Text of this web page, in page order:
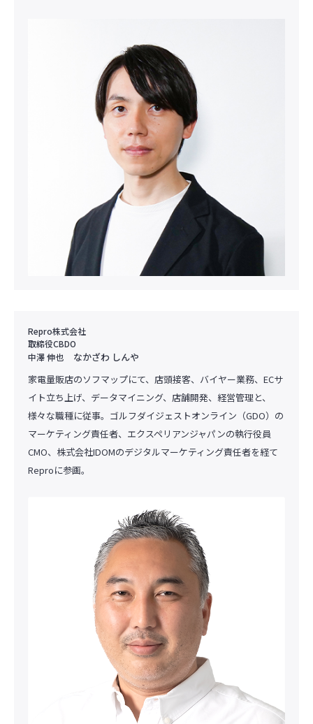
Repro株式会社
取締役CBDO
中澤 伸也
なかざわ しんや
家電量販店のソフマップにて、店頭接客、バイヤー業務、ECサ
イト立ち上げ、データマイニング、店舗開発、経営管理と、
様々な職種に従事。ゴルフダイジェストオンライン（GDO）の
マーケティング責任者、エクスペリアンジャパンの執行役員
CMO、株式会社IDOMのデジタルマーケティング責任者を経て
Reproに参画。